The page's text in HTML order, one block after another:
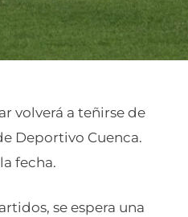
volverá a teñirse de
Deportivo Cuenca.
fecha.
se espera una